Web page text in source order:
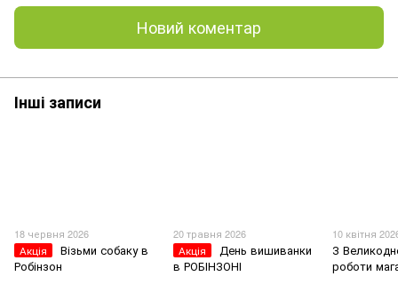
Новий коментар
Інші записи
18 червня 2026
Акція
Візьми собаку в
Робінзон
20 травня 2026
Акція
День вишиванки
в РОБІНЗОНІ
10 квітня
З
роботи